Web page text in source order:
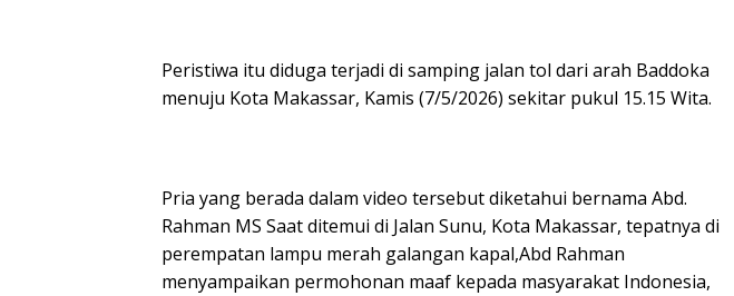
Peristiwa itu diduga terjadi di samping jalan tol dari arah Baddoka
menuju Kota Makassar, Kamis (7/5/2026) sekitar pukul 15.15 Wita.
Pria yang berada dalam video tersebut diketahui bernama Abd.
Rahman MS Saat ditemui di Jalan Sunu, Kota Makassar, tepatnya di
perempatan lampu merah galangan kapal,Abd Rahman
menyampaikan permohonan maaf kepada masyarakat Indonesia,